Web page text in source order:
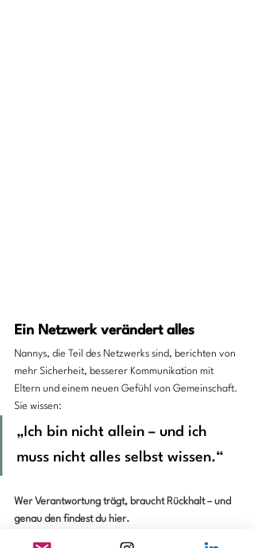
Ein Netzwerk verändert alles
Nannys, die Teil des Netzwerks sind, berichten von
mehr Sicherheit, besserer Kommunikation mit
Eltern und einem neuen Gefühl von Gemeinschaft.
Sie wissen:
„Ich bin nicht allein – und ich
muss nicht alles selbst wissen.“
Wer Verantwortung trägt, braucht Rückhalt – und
genau den findest du hier.